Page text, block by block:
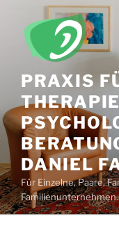
Inhalt
springen
PRAXIS
DANIEL
Für Einzelne, Paare,
Familienunternehmen.